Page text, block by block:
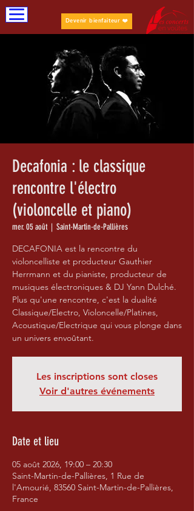
Devenir bienfaiteur ❤️
Decafonia : le classique
rencontre l'électro
(violoncelle et piano)
mer. 05 août
  |
Saint-Martin-de-Pallières
DECAFONIA est la rencontre du
violoncelliste et producteur Gauthier
Herrmann et du pianiste, producteur de
musiques électroniques & DJ Yann Dulché.
Plus qu'une rencontre, c'est la dualité
Classique/Electro, Violoncelle/Platines,
Acoustique/Electrique qui vous plonge dans
un univers envoûtant.
Les inscriptions sont closes
Voir d'autres événements
Date et lieu
05 août 2026, 19:00 – 20:30
Saint-Martin-de-Pallières, 1 Rue de
l'Amourié, 83560 Saint-Martin-de-Pallières,
France